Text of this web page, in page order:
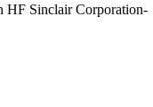
HF Sinclair Corporation-